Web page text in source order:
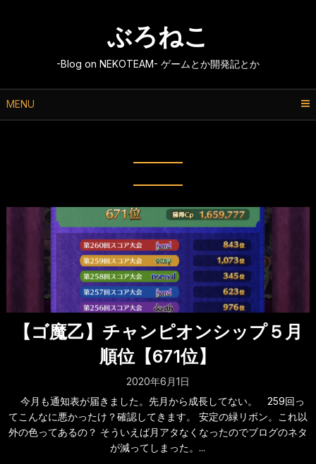
ぶろねこ
-Blog on NEKOTEAM- ゲームとか開発記とか
MENU
【ゴ魔乙】チャンピオンシップ５月
順位【671位】
2020年6月1日
今月も通知表が届きました。先月から成長してない。 259回っ
てこんなに悪かったけ？確認してきます。 安定の緑リボン。これ以
外の色ってあるの？ そういえば月アタなくなったのでブログのネタ
が減ってしまった。...